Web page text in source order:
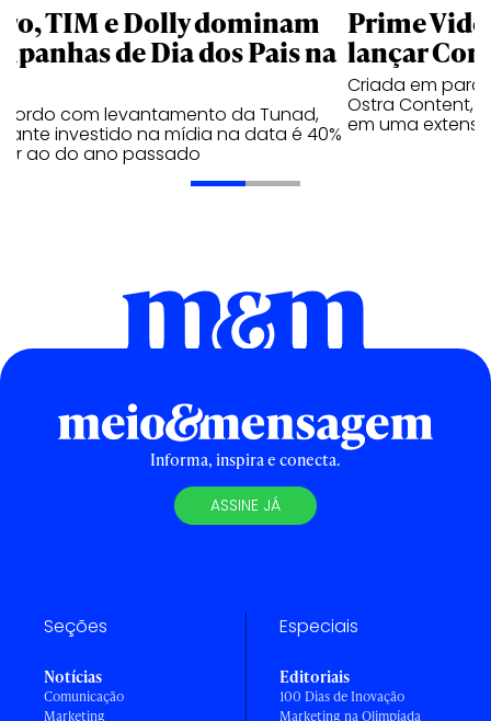
TIM e Dolly dominam
de Dia dos Pais na
com levantamento da Tunad,
investido na mídia na data é 40%
ao do ano passado
Prime
lançar
Criada em
Ostra Content,
em uma
Informa, inspira e conecta.
ASSINE JÁ
Seções
Notícias
Comunicação
Marketing
Especiais
Editoriais
100 Dias de Inovação
Marketing na Olimpíada